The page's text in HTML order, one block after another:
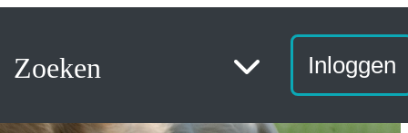
Zoeken Inloggen